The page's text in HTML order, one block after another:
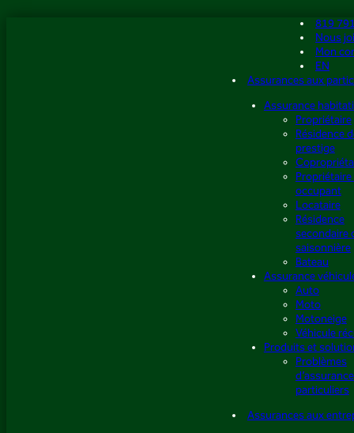
819
Nous
Mon
EN
Assurances aux
Assurance
Propriétaire
Résidence
prestige
occupant
Locataire
Résidence
secondaire
saisonnière
Bateau
Assurance
Auto
Moto
Motoneige
Véhicule
Produits et
Problèmes
particuliers
Assurances aux